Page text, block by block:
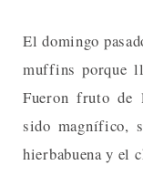
El domingo
muffins porque
Fueron fruto de
sido magnífico,
hierbabuena y el